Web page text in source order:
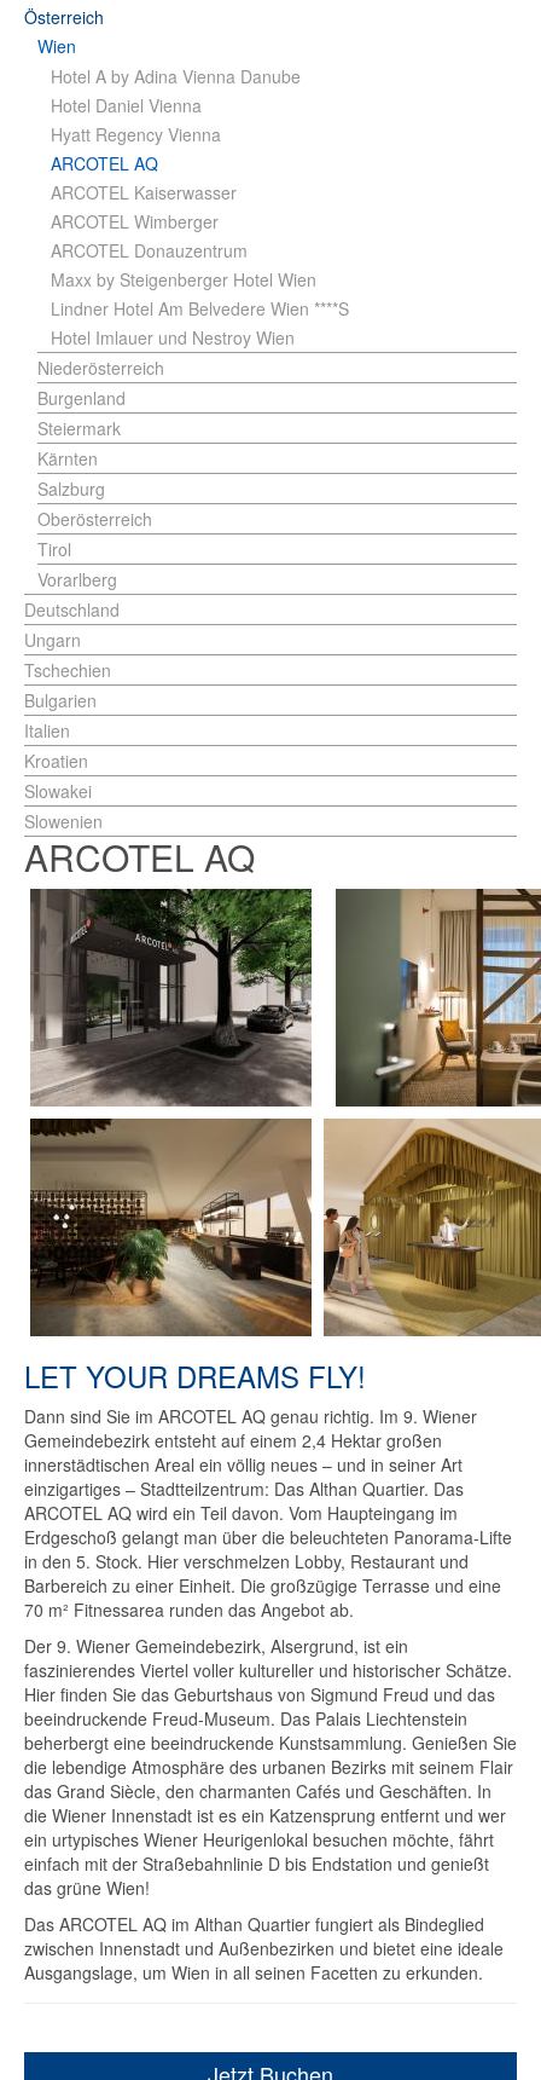
Österreich
Wien
Hotel A by Adina Vienna Danube
Hotel Daniel Vienna
Hyatt Regency Vienna
ARCOTEL AQ
ARCOTEL Kaiserwasser
ARCOTEL Wimberger
ARCOTEL Donauzentrum
Maxx by Steigenberger Hotel Wien
Lindner Hotel Am Belvedere Wien ****S
Hotel Imlauer und Nestroy Wien
Niederösterreich
Burgenland
Steiermark
Kärnten
Salzburg
Oberösterreich
Tirol
Vorarlberg
Deutschland
Ungarn
Tschechien
Bulgarien
Italien
Kroatien
Slowakei
Slowenien
ARCOTEL AQ
LET YOUR DREAMS FLY!
Dann sind Sie im ARCOTEL AQ genau richtig. Im 9. Wiener
Gemeindebezirk entsteht auf einem 2,4 Hektar großen
innerstädtischen Areal ein völlig neues – und in seiner Art
einzigartiges – Stadtteilzentrum: Das Althan Quartier. Das
ARCOTEL AQ wird ein Teil davon. Vom Haupteingang im
Erdgeschoß gelangt man über die beleuchteten Panorama-Lifte
in den 5. Stock. Hier verschmelzen Lobby, Restaurant und
Barbereich zu einer Einheit. Die großzügige Terrasse und eine
70 m² Fitnessarea runden das Angebot ab.
Der 9. Wiener Gemeindebezirk, Alsergrund, ist ein
faszinierendes Viertel voller kultureller und historischer Schätze.
Hier finden Sie das Geburtshaus von Sigmund Freud und das
beeindruckende Freud-Museum. Das Palais Liechtenstein
beherbergt eine beeindruckende Kunstsammlung. Genießen Sie
die lebendige Atmosphäre des urbanen Bezirks mit seinem Flair
das Grand Siècle, den charmanten Cafés und Geschäften. In
die Wiener Innenstadt ist es ein Katzensprung entfernt und wer
ein urtypisches Wiener Heurigenlokal besuchen möchte, fährt
einfach mit der Straßebahnlinie D bis Endstation und genießt
das grüne Wien!
Das ARCOTEL AQ im Althan Quartier fungiert als Bindeglied
zwischen Innenstadt und Außenbezirken und bietet eine ideale
Ausgangslage, um Wien in all seinen Facetten zu erkunden.